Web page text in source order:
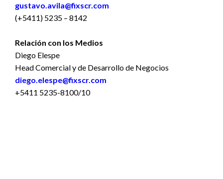
gustavo.avila@fixscr.com
(+5411) 5235 – 8142
Relación con los Medios
Diego Elespe
Head Comercial y de Desarrollo de Negocios
diego.elespe@fixscr.com
+5411 5235-8100/10